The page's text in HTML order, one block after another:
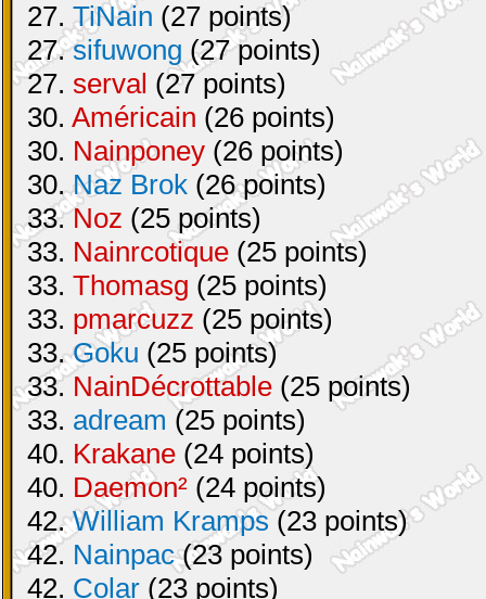
27. TiNain (27 points)
27.sifuwong (27 points)
27. serval (27 points)
30. Américain (26 points)
30. Nainponey (26 points)
30.Naz Brok (26 points)
33.Noz (25 points)
33. Nainrcotique (25 points)
33. Thomasg (25 points)
33. pmarcuzz (25 points)
33.Goku (25 points)
33. NainDécrottable (25 points)
33. adream (25 points)
40. Krakane (24 points)
40. Daemon² (24 points)
42.William Kramps (23 points)
42. Nainpac(23 points)
42. Colar (23 points)